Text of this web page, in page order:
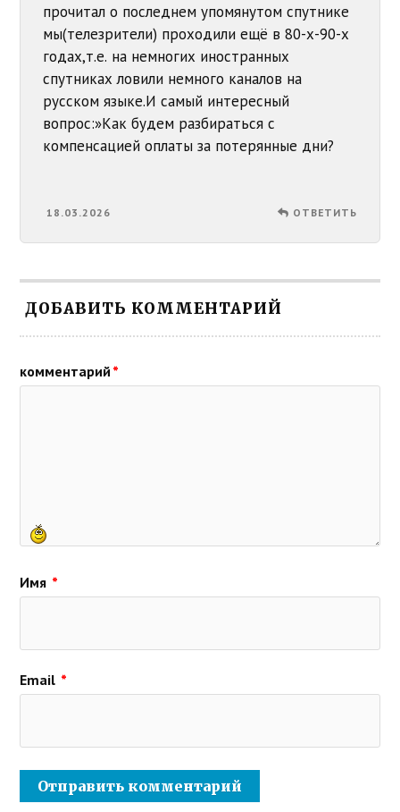
прочитал о последнем упомянутом спутнике
мы(телезрители) проходили ещё в 80-х-90-х
годах,т.е. на немногих иностранных
спутниках ловили немного каналов на
русском языке.И самый интересный
вопрос:»Как будем разбираться с
компенсацией оплаты за потерянные дни?
18.03.2026 ОТВЕТИТЬ
ДОБАВИТЬ КОММЕНТАРИЙ
комментарий *
Имя *
Email *